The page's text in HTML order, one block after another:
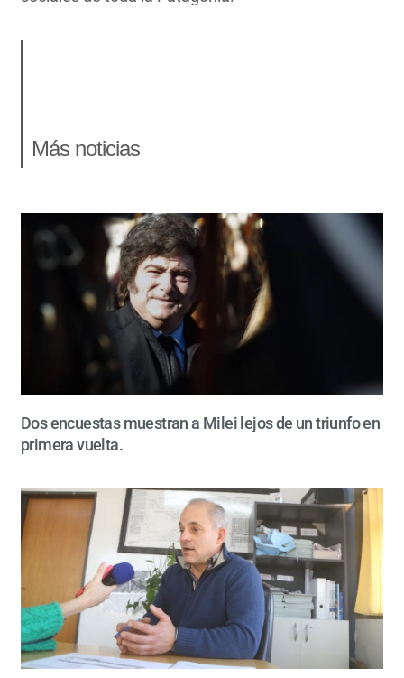
Más noticias
Dos encuestas muestran a Milei lejos de un triunfo en
primera vuelta.